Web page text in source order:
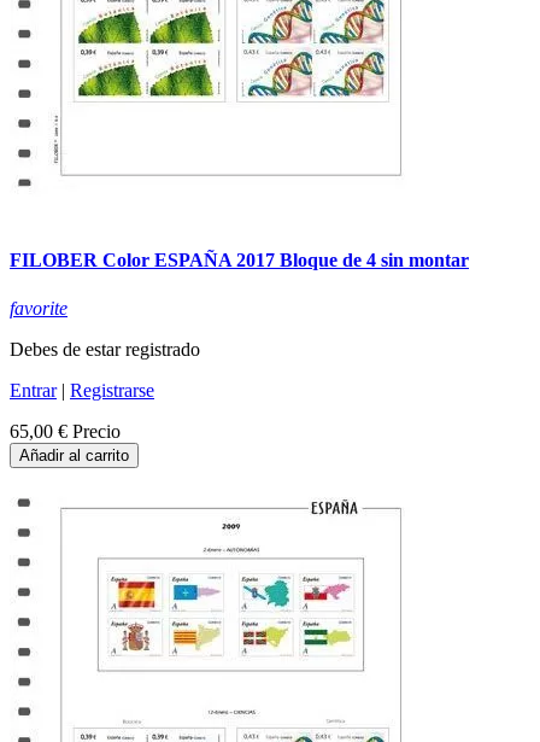
FILOBER Color ESPAÑA 2017 Bloque de 4 sin montar
favorite
Debes de estar registrado
Entrar| Registrarse
65,00 € Precio
Añadir al carrito